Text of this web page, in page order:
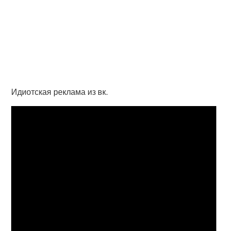
Идиотская реклама из вк.